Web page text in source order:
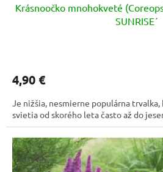
Krásnoočko mnohokveté
SUNRISE´
je
z
5
hviezdičiek.
4,90 €
Je nižšia, nesmierne populárna
svietia od skorého leta často až do